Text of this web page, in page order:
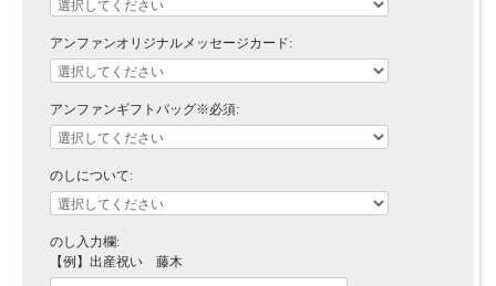
アンファンオリジナルメッセージカード:
アンファンギフトバッグ※必須:
のしについて:
のし入力欄:
【例】出産祝い 藤木